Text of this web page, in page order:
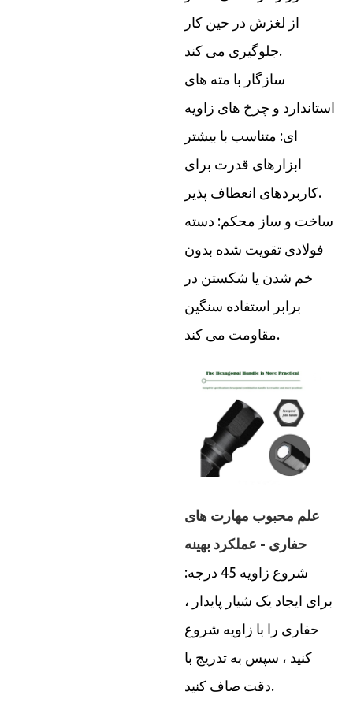
از لغزش در حین کار
جلوگیری می کند.
سازگار با مته های
استاندارد و چرخ های زاویه
ای: متناسب با بیشتر
ابزارهای قدرت برای
کاربردهای انعطاف پذیر.
ساخت و ساز محکم: دسته
فولادی تقویت شده بدون
خم شدن یا شکستن در
برابر استفاده سنگین
مقاومت می کند.
علم محبوب مهارت های
حفاری - عملکرد بهینه
شروع زاویه 45 درجه:
برای ایجاد یک شیار پایدار ،
حفاری را با زاویه شروع
کنید ، سپس به تدریج با
دقت صاف کنید.